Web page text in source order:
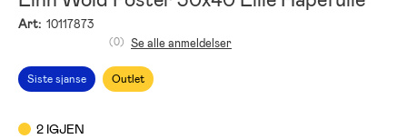
Art: 10117873
Siste sjanse Outlet
(0) Se alle anmeldelser
2 IGJEN